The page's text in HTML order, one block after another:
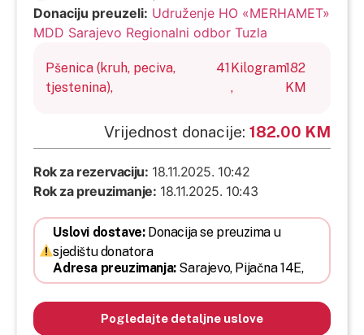
Donaciju preuzeli: Udruženje HO «MERHAMET»
MDD Sarajevo Regionalni odbor Tuzla
Pšenica (kruh, peciva,
tjestenina),
41Kilogram
,
182
KM
Vrijednost donacije: 182.00 KM
Rok za rezervaciju: 18.11.2025. 10:42
Rok za preuzimanje: 18.11.2025. 10:43
Uslovi dostave:Donacija se preuzima u
sjedištu donatora
Adresa preuzimanja: Sarajevo, Pijačna 14E,
Pogledajte detaljne uslove